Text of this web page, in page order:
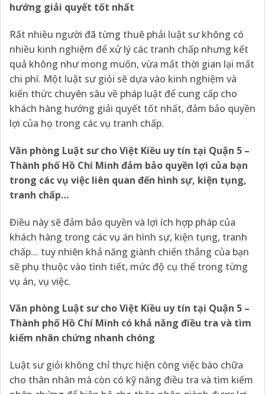
hướng giải quyết tốt nhất
Rất nhiều người đã từng thuê phải luật sư không có
nhiều kinh nghiệm để xử lý các tranh chấp nhưng kết
quả không như mong muốn, vừa mất thời gian lại mất
chi phí. Một luật sư giỏi sẽ dựa vào kinh nghiệm và
kiến thức chuyên sâu về pháp luật để cung cấp cho
khách hàng hướng giải quyết tốt nhất, đảm bảo quyền
lợi của họ trong các vụ tranh chấp.
Văn phòng Luật sư cho Việt Kiều uy tín tại Quận 5 –
Thành phố Hồ Chí Minh đảm bảo quyền lợi của bạn
trong các vụ việc liên quan đến hình sự, kiện tụng,
tranh chấp…
Điều này sẽ đảm bảo quyền và lợi ích hợp pháp của
khách hàng trong các vụ án hình sự, kiện tụng, tranh
chấp… tuy nhiên khả năng giành chiến thắng của bạn
sẽ phụ thuộc vào tình tiết, mức độ cụ thể trong từng
vụ án, vụ việc.
Văn phòng Luật sư cho Việt Kiều uy tín tại Quận 5 –
Thành phố Hồ Chí Minh có khả năng điều tra và tìm
kiếm nhân chứng nhanh chóng
Luật sư giỏi không chỉ thực hiện công việc bào chữa
cho thân nhân mà còn có kỹ năng điều tra và tìm kiếm